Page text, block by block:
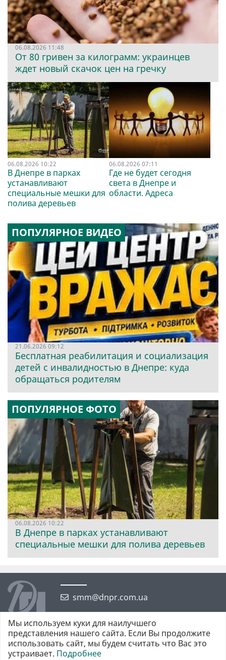
06.08.2026 11:48
От 80 гривен за килограмм: украинцев
ждет новый скачок цен на гречку
06.08.2026 10:22
В Днепре в парках
устанавливают
специальные мешки для
полива деревьев
06.08.2026 07:11
Где не будет сегодня
света в Днепре и
области. Адреса
ПОПУЛЯРНОЕ ВИДЕО
21.06.2026 09:12
Бесплатная реабилитация и социализация
детей с инвалидностью в Днепре: куда
обращаться родителям
ПОПУЛЯРНОЕ ФОТО
06.08.2026 10:22
В Днепре в парках устанавливают
специальные мешки для полива деревьев
smm@dnpr.com.ua
Мы используем куки для наилучшего
представления нашего сайта. Если Вы продолжите
использовать сайт, мы будем считать что Вас это
устраивает. Подробнее